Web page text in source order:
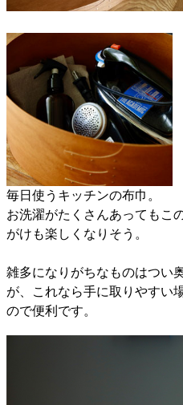
毎日使うキッチンの布巾。
お洗濯がたくさんあってもこ
がけも楽しくなりそう。
雑多になりがちなものはつい
が、これなら手に取りやすい
ので便利です。